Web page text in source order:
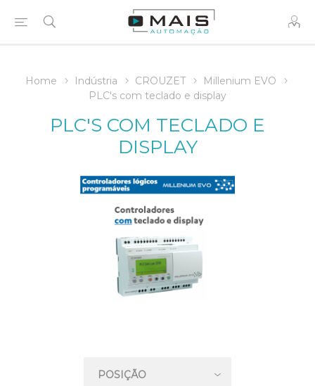
Home Indústria CROUZET
Millenium EVO
PLC's com teclado e display
PLC'S COM TECLADO E
DISPLAY